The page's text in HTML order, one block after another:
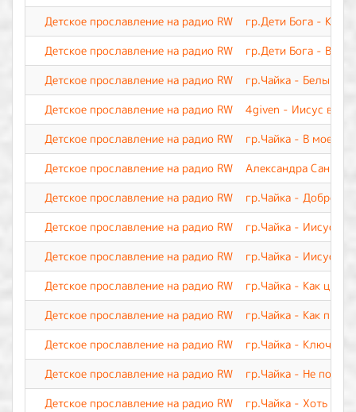
Детское прославление на радио RW
гр.Дети Бога -
Детское прославление на радио RW
гр.Дети Бога -
Детское прославление на радио RW
гр.Чайка - Белый
Детское прославление на радио RW
4given - Иисус
Детское прославление на радио RW
гр.Чайка - В моей
Детское прославление на радио RW
Александра
Детское прославление на радио RW
гр.Чайка - Доброта
Детское прославление на радио RW
гр.Чайка - Иисус,
Детское прославление на радио RW
гр.Чайка - Иисус, о
Детское прославление на радио RW
гр.Чайка - Как
Детское прославление на радио RW
гр.Чайка - Как
Детское прославление на радио RW
гр.Чайка - Ключ
Детское прославление на радио RW
гр.Чайка - Не
Детское прославление на радио RW
гр.Чайка - Хоть я и